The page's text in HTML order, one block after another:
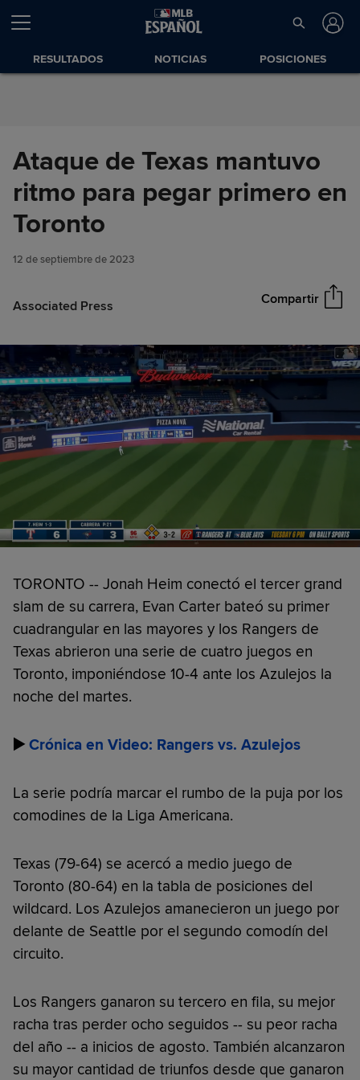
Saltar al Contenido
RESULTADOS NOTICIAS POSICIONES
Ataque de Texas mantuvo
ritmo para pegar primero en
Toronto
12 de septiembre de 2023
Associated Press Compartir
Ataque de Texas mantuvo
ritmo para pegar primero en
Toronto
TORONTO -- Jonah Heim conectó el tercer grand
slam de su carrera, Evan Carter bateó su primer
cuadrangular en las mayores y los Rangers de
Texas abrieron una serie de cuatro juegos en
Toronto, imponiéndose 10-4 ante los Azulejos la
noche del martes.
▶️ Crónica en Video: Rangers vs. Azulejos
La serie podría marcar el rumbo de la puja por los
comodines de la Liga Americana.
Texas (79-64) se acercó a medio juego de
Toronto (80-64) en la tabla de posiciones del
wildcard. Los Azulejos amanecieron un juego por
delante de Seattle por el segundo comodín del
circuito.
Los Rangers ganaron su tercero en fila, su mejor
racha tras perder ocho seguidos -- su peor racha
del año -- a inicios de agosto. También alcanzaron
su mayor cantidad de triunfos desde que ganaron